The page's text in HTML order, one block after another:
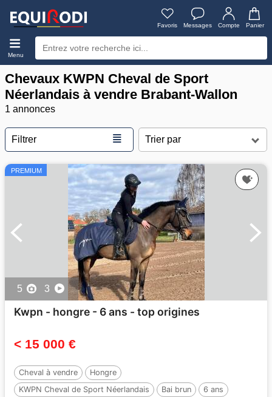
Favoris Messages Compte Panier
Menu
Chevaux KWPN Cheval de Sport
Néerlandais à vendre Brabant-Wallon
1 annonces
Filtrer ≣
PREMIUM
5 3
Kwpn - hongre - 6 ans - top origines
< 15 000 €
Cheval à vendre
Hongre
KWPN Cheval de Sport Néerlandais
Bai brun
6 ans